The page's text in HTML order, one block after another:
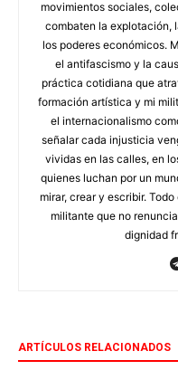
movimientos sociales,
combaten la explotación,
los poderes económicos.
el antifascismo y la
práctica cotidiana que
formación artística y mi
el internacionalismo
señalar cada injusticia
vividas en las calles, en
quienes luchan por un
mirar, crear y escribir.
militante que no
dignidad
ARTÍCULOS RELACIONADOS